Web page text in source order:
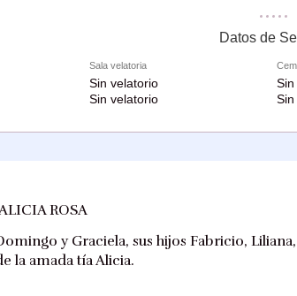
Datos de
Sala velatoria
Sin velatorio
Sin velatorio
ROSA
y Graciela, sus hijos Fabricio,
la amada tía Alicia.